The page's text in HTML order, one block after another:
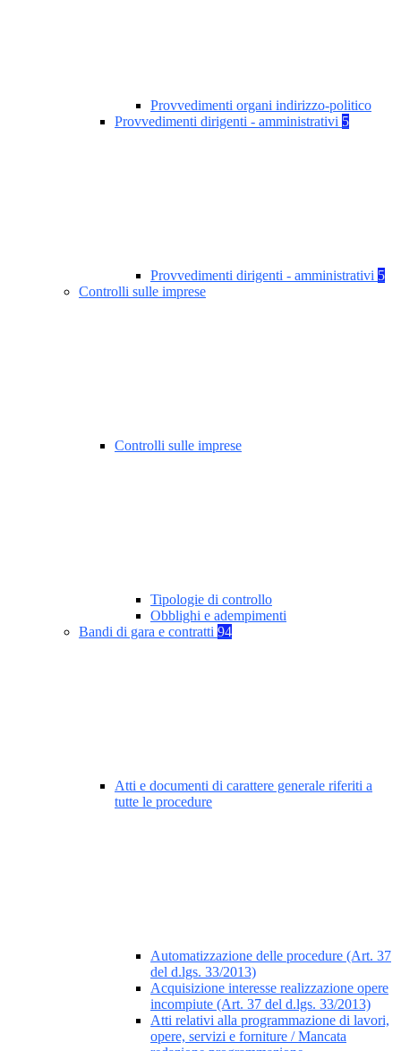
Provvedimenti organi indirizzo-politico
Provvedimenti dirigenti - amministrativi 5
Provvedimenti dirigenti - amministrativi 5
Controlli sulle imprese
Controlli sulle imprese
Tipologie di controllo
Obblighi e adempimenti
Bandi di gara e contratti 94
Atti e documenti di carattere generale riferiti a
tutte le procedure
Automatizzazione delle procedure (Art. 37
del d.lgs. 33/2013)
Acquisizione interesse realizzazione opere
incompiute (Art. 37 del d.lgs. 33/2013)
Atti relativi alla programmazione di lavori,
opere, servizi e forniture / Mancata